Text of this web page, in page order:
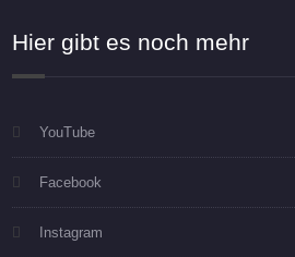
Hier gibt es noch mehr
YouTube
Facebook
Instagram